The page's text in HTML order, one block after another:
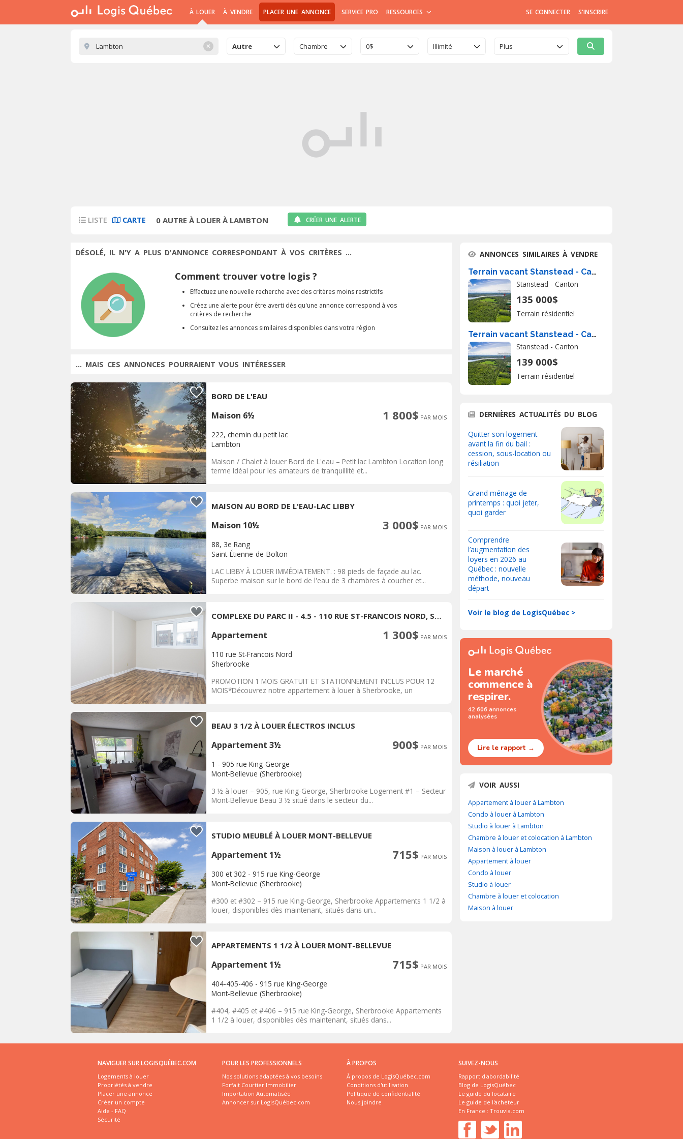
À LOUER À VENDRE PLACER UNE ANNONCE SERVICE PRO RESSOURCES SE CONNECTER S'INSCRIRE
✕ Autre Chambre 0$ Illimité Plus
LISTE CARTE 0 AUTRE À LOUER À LAMBTON CRÉER UNE ALERTE
DÉSOLÉ, IL N'Y A PLUS D'ANNONCE CORRESPONDANT À VOS CRITÈRES ...
Comment trouver votre logis ?
Effectuez une nouvelle recherche avec des critères moins restrictifs
Créez une alerte pour être averti dès qu'une annonce correspond à vos
critères de recherche
Consultez les annonces similaires disponibles dans votre région
... MAIS CES ANNONCES POURRAIENT VOUS INTÉRESSER
BORD DE L'EAU
Maison 6½ 1 800$ PAR MOIS
222, chemin du petit lac
Lambton
Maison / Chalet à louer Bord de L'eau – Petit lac Lambton Location long
terme Idéal pour les amateurs de tranquillité et...
MAISON AU BORD DE L'EAU-LAC LIBBY
Maison 10½ 3 000$ PAR MOIS
88, 3e Rang
Saint-Étienne-de-Bolton
LAC LIBBY À LOUER IMMÉDIATEMENT. : 98 pieds de façade au lac.
Superbe maison sur le bord de l'eau de 3 chambres à coucher et...
COMPLEXE DU PARC II - 4.5 - 110 RUE ST-FRANCOIS NORD, SHERBROOKE
Appartement 1 300$ PAR MOIS
110 rue St-Francois Nord
Sherbrooke
PROMOTION 1 MOIS GRATUIT ET STATIONNEMENT INCLUS POUR 12
MOIS*Découvrez notre appartement à louer à Sherbrooke, un
BEAU 3 1/2 À LOUER ÉLECTROS INCLUS
Appartement 3½ 900$ PAR MOIS
1 - 905 rue King-George
Mont-Bellevue (Sherbrooke)
3 ½ à louer – 905, rue King-George, Sherbrooke Logement #1 – Secteur
Mont-Bellevue Beau 3 ½ situé dans le secteur du...
STUDIO MEUBLÉ À LOUER MONT-BELLEVUE
Appartement 1½ 715$ PAR MOIS
300 et 302 - 915 rue King-George
Mont-Bellevue (Sherbrooke)
#300 et #302 – 915 rue King-George, Sherbrooke Appartements 1 1/2 à
louer, disponibles dès maintenant, situés dans un...
APPARTEMENTS 1 1/2 À LOUER MONT-BELLEVUE
Appartement 1½ 715$ PAR MOIS
404-405-406 - 915 rue King-George
Mont-Bellevue (Sherbrooke)
#404, #405 et #406 – 915 rue King-George, Sherbrooke Appartements
1 1/2 à louer, disponibles dès maintenant, situés dans...
ANNONCES SIMILAIRES À VENDRE
Terrain vacant Stanstead - Canton À Vendre
Stanstead - Canton
135 000$
Terrain résidentiel
Terrain vacant Stanstead - Canton À Vendre
Stanstead - Canton
139 000$
Terrain résidentiel
DERNIÈRES ACTUALITÉS DU BLOG
Quitter son logement
avant la fin du bail :
cession, sous-location ou
résiliation
Grand ménage de
printemps : quoi jeter,
quoi garder
Comprendre
l’augmentation des
loyers en 2026 au
Québec : nouvelle
méthode, nouveau
départ
Voir le blog de LogisQuébec >
Le marché
commence à
respirer.
42 606 annonces
analysées
Lire le rapport →
VOIR AUSSI
Appartement à louer à Lambton
Condo à louer à Lambton
Studio à louer à Lambton
Chambre à louer et colocation à Lambton
Maison à louer à Lambton
Appartement à louer
Condo à louer
Studio à louer
Chambre à louer et colocation
Maison à louer
NAVIGUER SUR LOGISQUÉBEC.COM
Logements à louer
Propriétés à vendre
Placer une annonce
Créer un compte
Aide - FAQ
Sécurité
POUR LES PROFESSIONNELS
Nos solutions adaptées à vos besoins
Forfait Courtier Immobilier
Importation Automatisée
Annoncer sur LogisQuébec.com
À PROPOS
À propos de LogisQuébec.com
Conditions d'utilisation
Politique de confidentialité
Nous joindre
SUIVEZ-NOUS
Rapport d'abordabilité
Blog de LogisQuébec
Le guide du locataire
Le guide de l'acheteur
En France : Trouvia.com